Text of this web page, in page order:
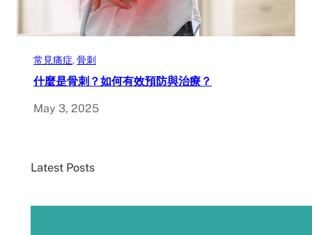
常見痛症, 骨刺
什麼是骨刺？如何有效預防與治療？
May 3, 2025
Latest Posts